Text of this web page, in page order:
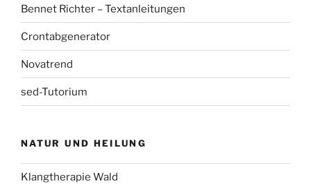
Bennet Richter – Textanleitungen
Crontabgenerator
Novatrend
sed-Tutorium
NATUR UND HEILUNG
Klangtherapie Wald